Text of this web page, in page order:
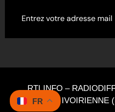
RTI INFO –
IVOIRIENNE
FR